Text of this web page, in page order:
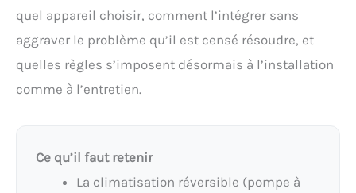
quel appareil choisir, comment l’intégrer sans
aggraver le problème qu’il est censé résoudre, et
quelles règles s’imposent désormais à l’installation
comme à l’entretien.
Ce qu’il faut retenir
La climatisation réversible (pompe à